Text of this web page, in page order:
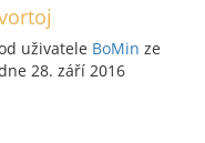
uživatele BoMin ze
28. září 2016